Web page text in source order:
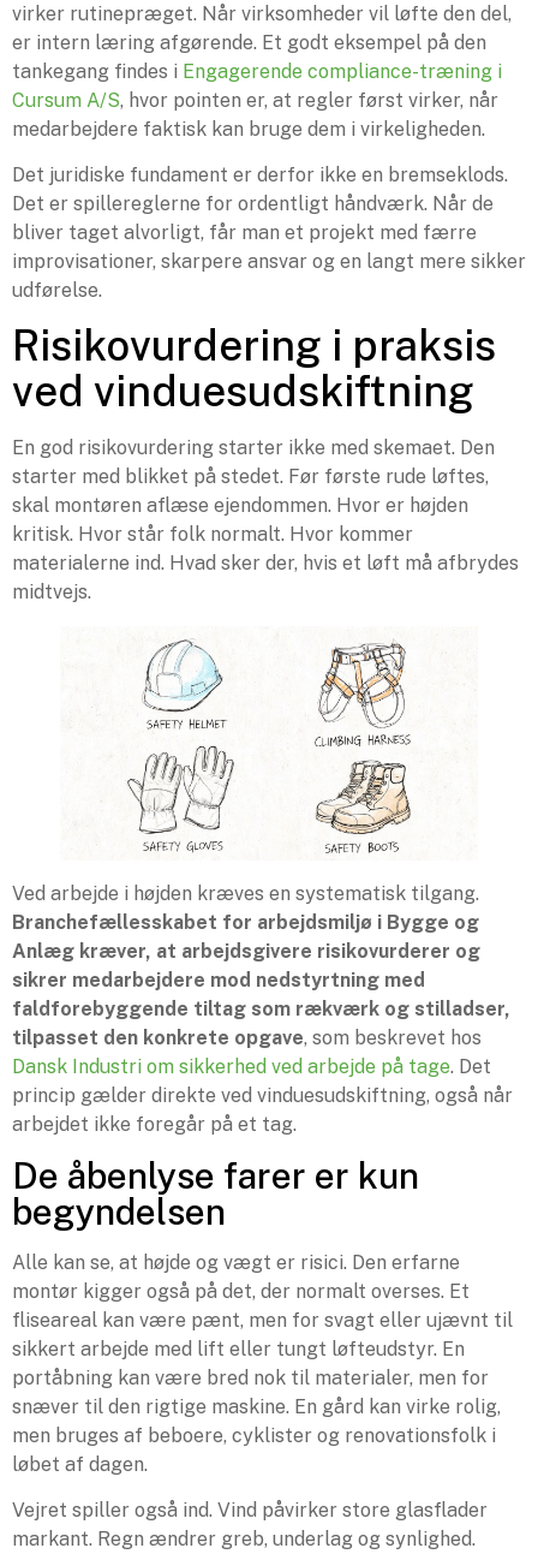
virker rutinepræget. Når virksomheder vil løfte den del,
er intern læring afgørende. Et godt eksempel på den
tankegang findes i Engagerende compliance-træning i
Cursum A/S, hvor pointen er, at regler først virker, når
medarbejdere faktisk kan bruge dem i virkeligheden.
Det juridiske fundament er derfor ikke en bremseklods.
Det er spillereglerne for ordentligt håndværk. Når de
bliver taget alvorligt, får man et projekt med færre
improvisationer, skarpere ansvar og en langt mere sikker
udførelse.
Risikovurdering i praksis
ved vinduesudskiftning
En god risikovurdering starter ikke med skemaet. Den
starter med blikket på stedet. Før første rude løftes,
skal montøren aflæse ejendommen. Hvor er højden
kritisk. Hvor står folk normalt. Hvor kommer
materialerne ind. Hvad sker der, hvis et løft må afbrydes
midtvejs.
Ved arbejde i højden kræves en systematisk tilgang.
Branchefællesskabet for arbejdsmiljø i Bygge og
Anlæg kræver, at arbejdsgivere risikovurderer og
sikrer medarbejdere mod nedstyrtning med
faldforebyggende tiltag som rækværk og stilladser,
tilpasset den konkrete opgave, som beskrevet hos
Dansk Industri om sikkerhed ved arbejde på tage. Det
princip gælder direkte ved vinduesudskiftning, også når
arbejdet ikke foregår på et tag.
De åbenlyse farer er kun
begyndelsen
Alle kan se, at højde og vægt er risici. Den erfarne
montør kigger også på det, der normalt overses. Et
fliseareal kan være pænt, men for svagt eller ujævnt til
sikkert arbejde med lift eller tungt løfteudstyr. En
portåbning kan være bred nok til materialer, men for
snæver til den rigtige maskine. En gård kan virke rolig,
men bruges af beboere, cyklister og renovationsfolk i
løbet af dagen.
Vejret spiller også ind. Vind påvirker store glasflader
markant. Regn ændrer greb, underlag og synlighed.